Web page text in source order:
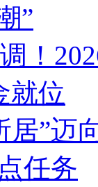
”
！
就位
居”迈
任务